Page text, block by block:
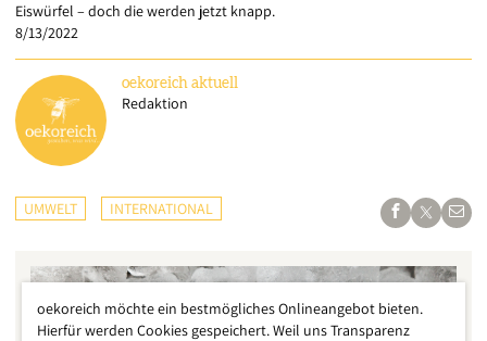
Eiswürfel – doch die werden jetzt knapp.
8/13/2022
oekoreich aktuell
Redaktion
UMWELT INTERNATIONAL
oekoreich möchte ein bestmögliches Onlineangebot bieten.
Hierfür werden Cookies gespeichert. Weil uns Transparenz